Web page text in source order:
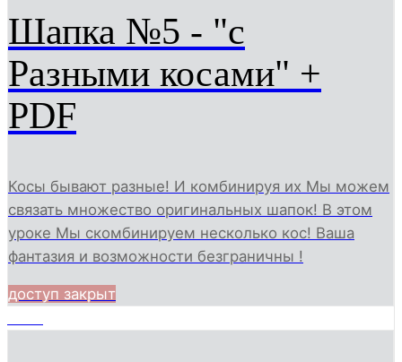
Шапка №5 - "с
Разными косами" +
PDF
Косы бывают разные! И комбинируя их Мы можем
связать множество оригинальных шапок! В этом
уроке Мы скомбинируем несколько кос! Ваша
фантазия и возможности безграничны !
доступ закрыт